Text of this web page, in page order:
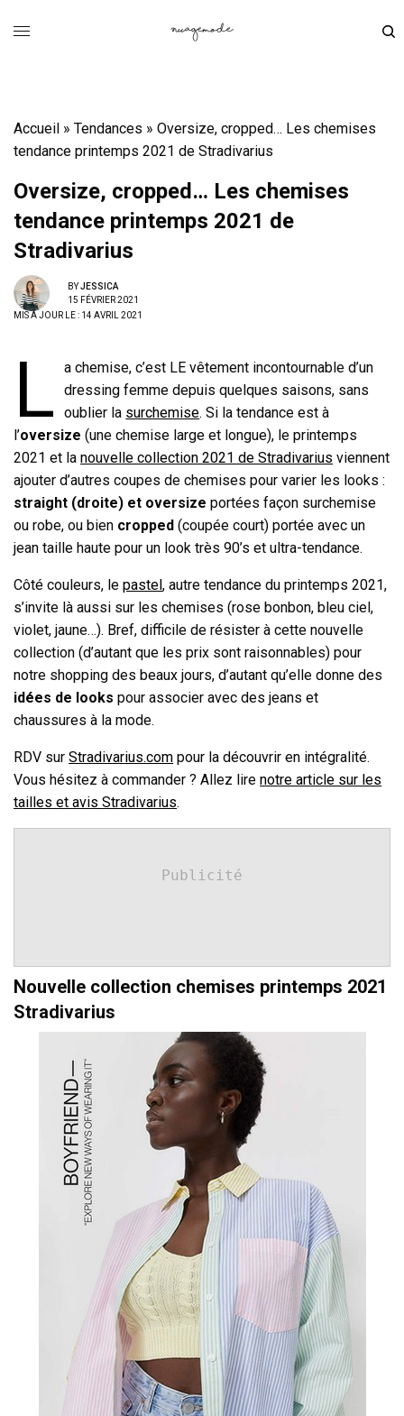
Accueil »Tendances »Oversize, cropped… Les chemises
tendance printemps 2021 de Stradivarius
Oversize, cropped… Les chemises
tendance printemps 2021 de
Stradivarius
BYJESSICA
15 FÉVRIER 2021
MIS À JOUR LE : 14 AVRIL 2021
L
a chemise, c’est LE vêtement incontournable d’un
dressing femme depuis quelques saisons, sans
oublier la surchemise. Si la tendance est à
l’oversize (une chemise large et longue), le printemps
2021 et lanouvelle collection 2021 de Stradivarius viennent
ajouter d’autres coupes de chemises pour varier les looks :
straight (droite) et oversize portées façon surchemise
ou robe, ou bien cropped (coupée court) portée avec un
jean taille haute pour un look très 90’s et ultra-tendance.
Côté couleurs, lepastel, autre tendance du printemps 2021,
s’invite là aussi sur les chemises (rose bonbon, bleu ciel,
violet, jaune…). Bref, difficile de résister à cette nouvelle
collection (d’autant que les prix sont raisonnables) pour
notre shopping des beaux jours, d’autant qu’elle donne des
idées de looks pour associer avec des jeans et
chaussures à la mode.
RDV surStradivarius.com pour la découvrir en intégralité.
Vous hésitez à commander ? Allez lirenotre article sur les
tailles et avis Stradivarius.
Publicité
Nouvelle collection chemises printemps 2021
Stradivarius